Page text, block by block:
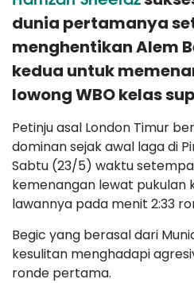
dunia pertamanya
menghentikan Alem
kedua untuk
lowong WBO kelas
Petinju asal London Timur
dominan sejak awal laga di
Sabtu (23/5) waktu
kemenangan lewat pukulan
lawannya pada menit 2:33
Begic yang berasal dari
kesulitan menghadapi
ronde pertama.